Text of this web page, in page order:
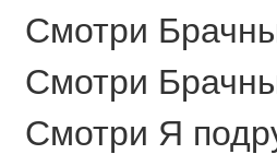
Смотри
Смотри
Смотри Я